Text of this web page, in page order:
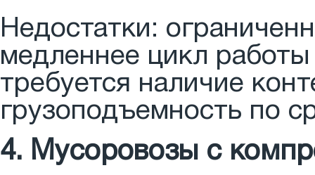
Недостатки:
медленнее цикл
требуется наличие
грузоподъемность по
4. Мусоровозы с